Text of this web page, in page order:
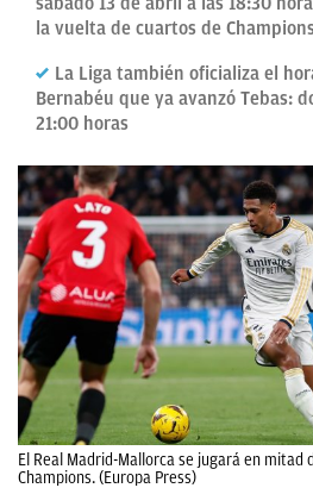
DIRECTO
FEMENINO
PAPARAZZI
OKDIARIO
la vuelta de cuartos de
La Liga también oficializa el
Bernabéu que ya avanzó Tebas:
21:00 horas
El Real Madrid-Mallorca se jugará en mitad
Champions. (Europa Press)